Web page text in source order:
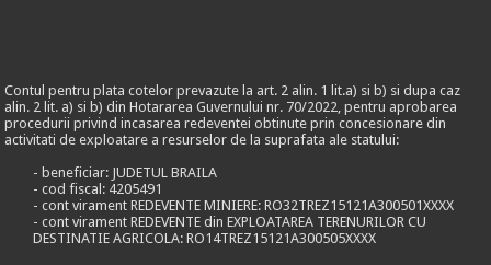
Contul pentru plata cotelor prevazute la art. 2 alin. 1 lit.a) si b) si dupa caz
alin. 2 lit. a) si b) din Hotararea Guvernului nr. 70/2022, pentru aprobarea
procedurii privind incasarea redeventei obtinute prin concesionare din
activitati de exploatare a resurselor de la suprafata ale statului:
- beneficiar: JUDETUL BRAILA
- cod fiscal: 4205491
- cont virament REDEVENTE MINIERE: RO32TREZ15121A300501XXXX
- cont virament REDEVENTE din EXPLOATAREA TERENURILOR CU
DESTINATIE AGRICOLA: RO14TREZ15121A300505XXXX